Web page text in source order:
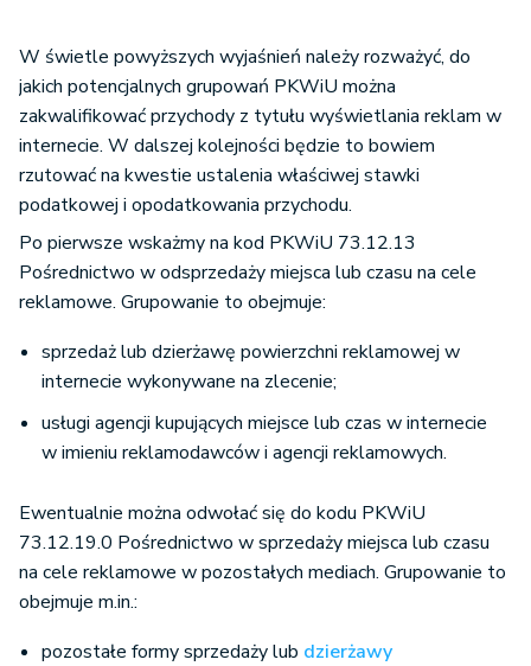
W świetle powyższych wyjaśnień należy rozważyć, do
jakich potencjalnych grupowań PKWiU można
zakwalifikować przychody z tytułu wyświetlania reklam w
internecie. W dalszej kolejności będzie to bowiem
rzutować na kwestie ustalenia właściwej stawki
podatkowej i opodatkowania przychodu.
Po pierwsze wskażmy na kod PKWiU 73.12.13
Pośrednictwo w odsprzedaży miejsca lub czasu na cele
reklamowe. Grupowanie to obejmuje:
sprzedaż lub dzierżawę powierzchni reklamowej w
internecie wykonywane na zlecenie;
usługi agencji kupujących miejsce lub czas w internecie
w imieniu reklamodawców i agencji reklamowych.
Ewentualnie można odwołać się do kodu PKWiU
73.12.19.0 Pośrednictwo w sprzedaży miejsca lub czasu
na cele reklamowe w pozostałych mediach. Grupowanie to
obejmuje m.in.:
pozostałe formy sprzedaży lub dzierżawy